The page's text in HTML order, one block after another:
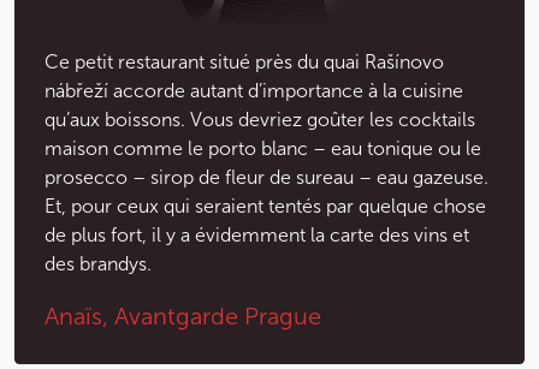
Ce petit restaurant situé près du quai Rašínovo
nábřeží accorde autant d’importance à la cuisine
qu’aux boissons. Vous devriez goûter les cocktails
maison comme le porto blanc – eau tonique ou le
prosecco – sirop de fleur de sureau – eau gazeuse.
Et, pour ceux qui seraient tentés par quelque chose
de plus fort, il y a évidemment la carte des vins et
des brandys.
Anaïs, Avantgarde Prague